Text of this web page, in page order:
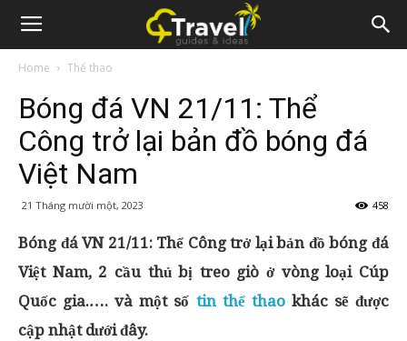
Home Thể thao
Bóng đá VN 21/11: Thể
Công trở lại bản đồ bóng đá
Việt Nam
21 Tháng mười một, 2023 458
Bóng đá VN 21/11: Thể Công trở lại bản đồ bóng đá
Việt Nam, 2 cầu thủ bị treo giò ở vòng loại Cúp
Quốc gia.…. và một số tin thể thaokhác sẽ được
cập nhật dưới đây.